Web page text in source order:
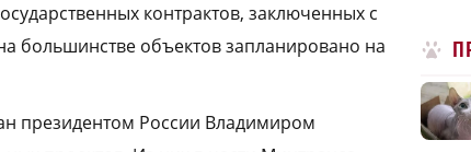
контрактов, заключенных с
большинстве объектов запланировано на
президентом России Владимиром